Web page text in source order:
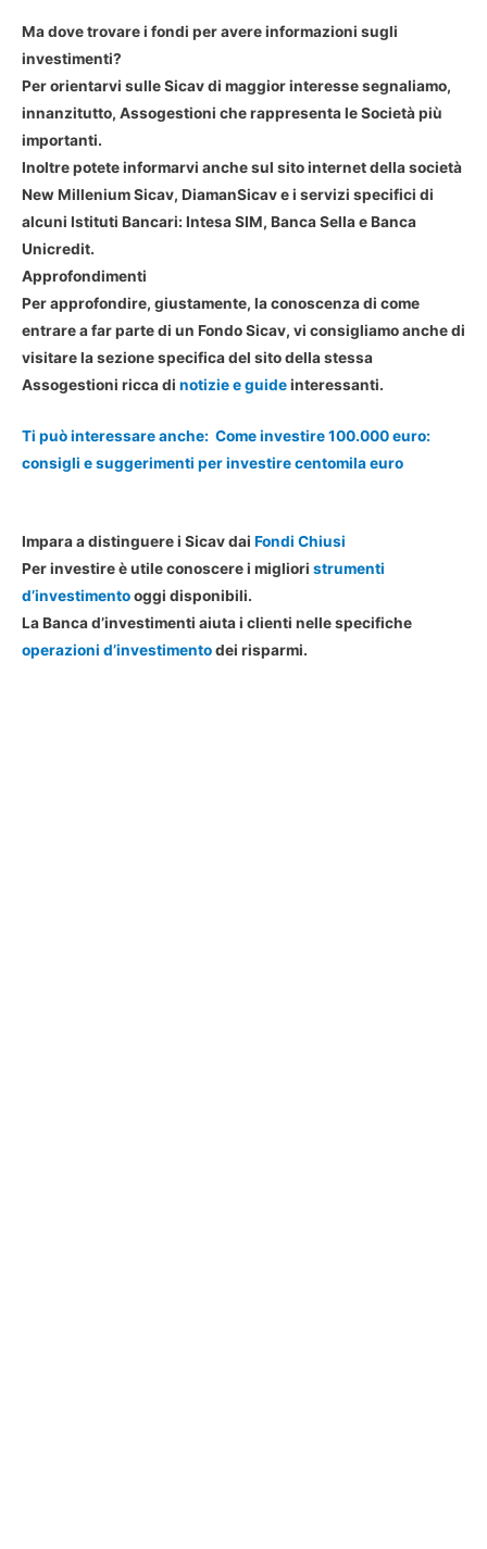
Ma dove trovare i fondi per avere informazioni sugli
investimenti?
Per orientarvi sulle Sicav di maggior interesse segnaliamo,
innanzitutto, Assogestioni che rappresenta le Società più
importanti.
Inoltre potete informarvi anche sul sito internet della società
New Millenium Sicav, DiamanSicav e i servizi specifici di
alcuni Istituti Bancari: Intesa SIM, Banca Sella e Banca
Unicredit.
Approfondimenti
Per approfondire, giustamente, la conoscenza di come
entrare a far parte di un Fondo Sicav, vi consigliamo anche di
visitare la sezione specifica del sito della stessa
Assogestioni ricca di notizie e guideinteressanti.
Ti può interessare anche: Come investire 100.000 euro:
consigli e suggerimenti per investire centomila euro
Impara a distinguere i Sicav dai Fondi Chiusi
Per investire è utile conoscere i migliori strumenti
d’investimentooggi disponibili.
La Banca d’investimenti aiuta i clienti nelle specifiche
operazioni d’investimentodei risparmi.